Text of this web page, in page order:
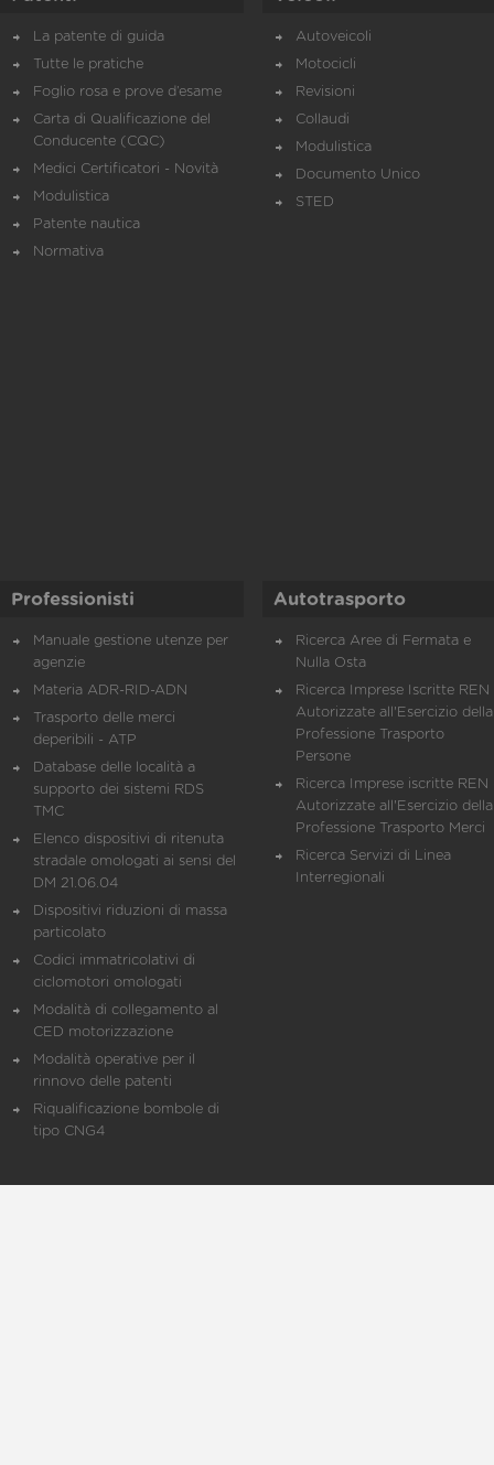
La patente di guida
Tutte le pratiche
Foglio rosa e prove d’esame
Carta di Qualificazione del
Conducente (CQC)
Medici Certificatori - Novità
Modulistica
Patente nautica
Normativa
Autoveicoli
Motocicli
Revisioni
Collaudi
Modulistica
Documento Unico
STED
Professionisti
Manuale gestione utenze per
agenzie
Materia ADR-RID-ADN
Trasporto delle merci
deperibili - ATP
Database delle località a
supporto dei sistemi RDS
TMC
Elenco dispositivi di ritenuta
stradale omologati ai sensi del
DM 21.06.04
Dispositivi riduzioni di massa
particolato
Codici immatricolativi di
ciclomotori omologati
Modalità di collegamento al
CED motorizzazione
Modalità operative per il
rinnovo delle patenti
Riqualificazione bombole di
tipo CNG4
Autotrasporto
Ricerca Aree di Fermata e
Nulla Osta
Ricerca Imprese Iscritte REN
Autorizzate all'Esercizio della
Professione Trasporto
Persone
Ricerca Imprese iscritte REN
Autorizzate all'Esercizio della
Professione Trasporto Merci
Ricerca Servizi di Linea
Interregionali